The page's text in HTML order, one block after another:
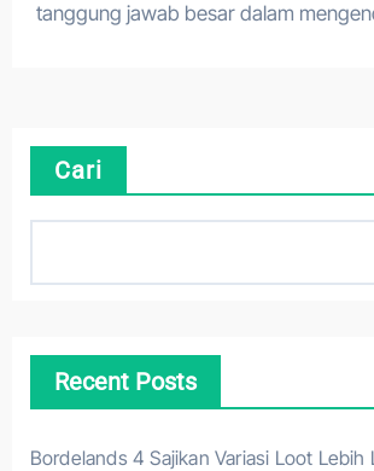
tanggung jawab besar dalam
Cari
Recent Posts
Bordelands 4 Sajikan Variasi Loot Lebih